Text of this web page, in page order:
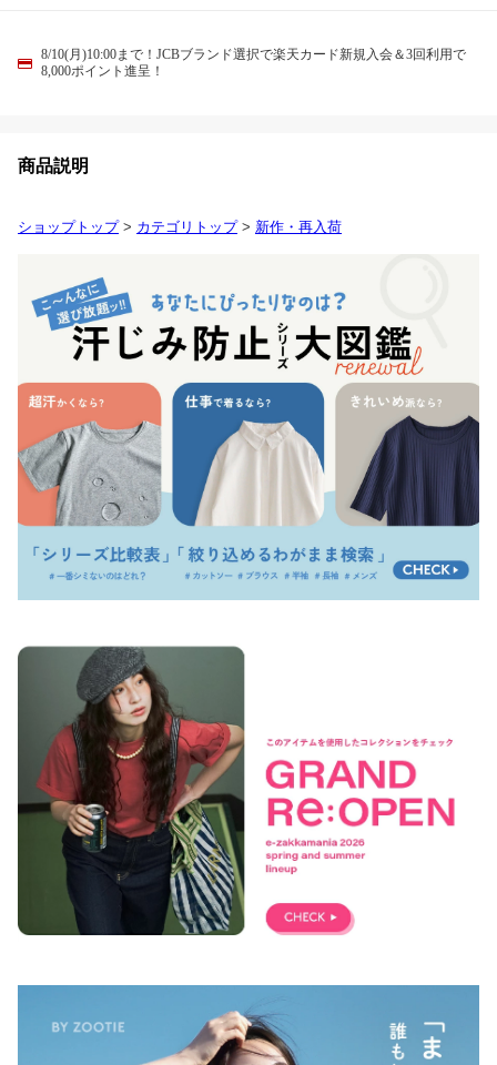
8/10(月)10:00まで！JCBブランド選択で楽天カード新規入会＆3回利用で
8,000ポイント進呈！
商品説明
ショップトップ> カテゴリトップ> 新作・再入荷